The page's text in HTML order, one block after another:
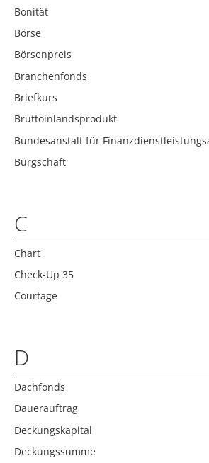
Bonität
Börse
Börsenpreis
Branchenfonds
Briefkurs
Bruttoinlandsprodukt
Bundesanstalt für
Bürgschaft
C
Chart
Check-Up 35
Courtage
D
Dachfonds
Dauerauftrag
Deckungskapital
Deckungssumme